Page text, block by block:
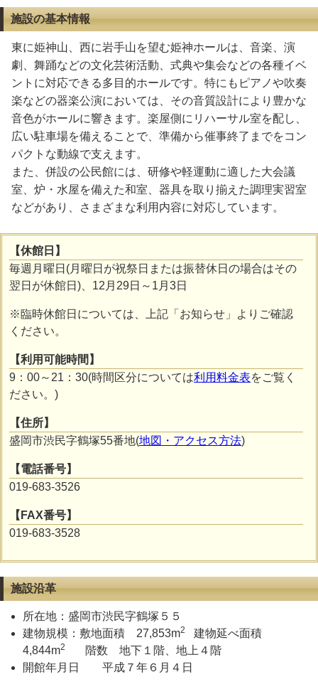
施設の基本情報
東に姫神山、西に岩手山を望む姫神ホールは、音楽、演
劇、舞踊などの文化芸術活動、式典や集会などの各種イベ
ントに対応できる多目的ホールです。特にもピアノや吹奏
楽などの器楽公演においては、その音質設計により豊かな
音色がホールに響きます。楽屋側にリハーサル室を配し、
広い駐車場を備えることで、準備から催事終了までをコン
パクトな動線で支えます。
また、併設の公民館には、研修や軽運動に適した大会議
室、炉・水屋を備えた和室、器具を取り揃えた調理実習室
などがあり、さまざまな利用内容に対応しています。
【休館日】
毎週月曜日(月曜日が祝祭日または振替休日の場合はその
翌日が休館日)、12月29日～1月3日
※臨時休館日については、上記「お知らせ」よりご確認
ください。
【利用可能時間】
9：00～21：30(時間区分については利用料金表をご覧く
ださい。)
【住所】
盛岡市渋民字鶴塚55番地(地図・アクセス方法)
【電話番号】
019-683-3526
【FAX番号】
019-683-3528
施設沿革
所在地：盛岡市渋民字鶴塚５５
建物規模：敷地面積 27,853m2 建物延べ面積
4,844m2
階数 地下１階、地上４階
開館年月日 平成７年６月４日